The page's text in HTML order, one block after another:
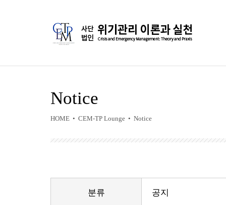
Notice
HOME • CEM-TP Lounge • Notice
분류 공지